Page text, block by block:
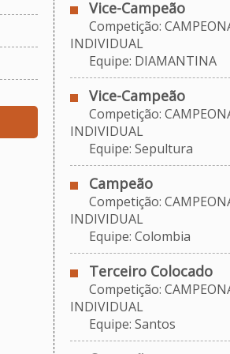
Vice-Campeão
Competição:
INDIVIDUAL
Equipe: DIAMANTINA
Vice-Campeão
Competição:
INDIVIDUAL
Equipe: Sepultura
Campeão
Competição:
INDIVIDUAL
Equipe: Colombia
Terceiro Colocado
Competição:
INDIVIDUAL
Equipe: Santos